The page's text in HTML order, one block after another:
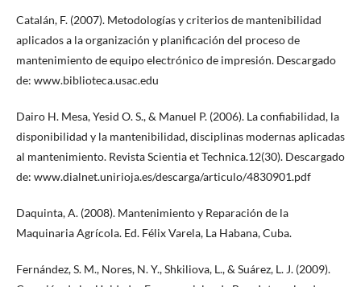
Catalán, F. (2007). Metodologías y criterios de mantenibilidad
aplicados a la organización y planificación del proceso de
mantenimiento de equipo electrónico de impresión. Descargado
de: www.biblioteca.usac.edu
Dairo H. Mesa, Yesid O. S., & Manuel P. (2006). La confiabilidad, la
disponibilidad y la mantenibilidad, disciplinas modernas aplicadas
al mantenimiento. Revista Scientia et Technica.12(30). Descargado
de: www.dialnet.unirioja.es/descarga/articulo/4830901.pdf
Daquinta, A. (2008). Mantenimiento y Reparación de la
Maquinaria Agrícola. Ed. Félix Varela, La Habana, Cuba.
Fernández, S. M., Nores, N. Y., Shkiliova, L., & Suárez, L. J. (2009).